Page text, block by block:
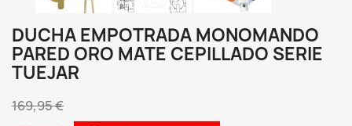
DUCHA EMPOTRADA MONOMANDO
PARED ORO MATE CEPILLADO SERIE
TUEJAR
169,95 €